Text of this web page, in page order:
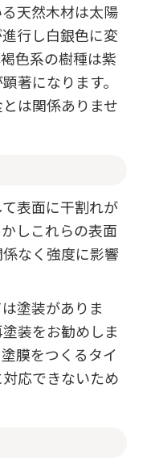
天然木材は太陽
行し白銀色に変
色系の樹種は紫
著になります。
は関係ありませ
表面に干割れが
しこれらの表面
なく強度に影響
塗装がありま
装をお勧めしま
膜をつくるタイ
応できないため